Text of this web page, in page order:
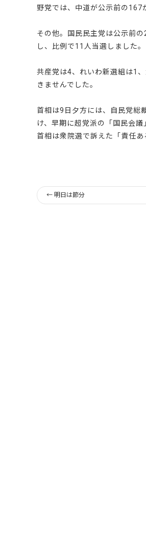
野党では、中道が公示前の167
その他。国民民主党は公示前
し、比例で11人当選しました。
共産党は4、れいわ新選組は1
きませんでした。
首相は9日夕方には、自民党総
け、早期に超党派の「国民会議
首相は衆院選で訴えた「責任
← 明日は節分